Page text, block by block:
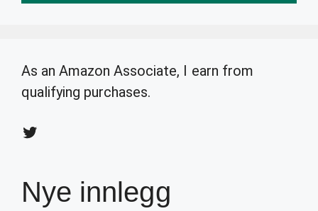
As an Amazon Associate, I earn from
qualifying purchases.
Twitter
Nye innlegg